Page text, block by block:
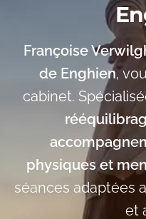
Françoise
de Enghien,
cabinet.
physiques et
séances adaptées
et